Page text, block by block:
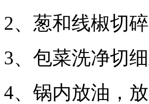
2、葱和线椒切碎
3、包菜洗净切细
4、锅内放油，